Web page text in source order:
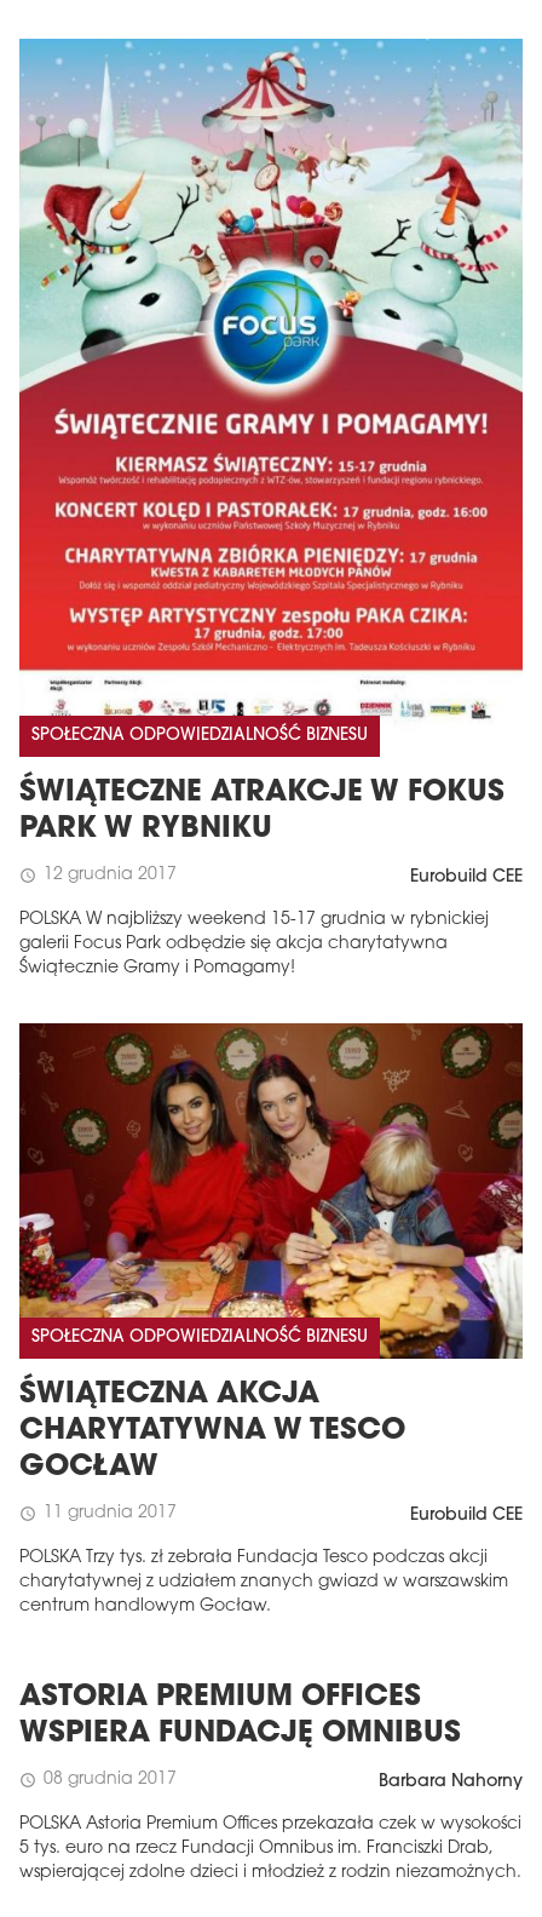
SPOŁECZNA ODPOWIEDZIALNOŚĆ BIZNESU
ŚWIĄTECZNE ATRAKCJE W FOKUS
PARK W RYBNIKU
schedule 12 grudnia 2017 Eurobuild CEE
POLSKA W najbliższy weekend 15-17 grudnia w rybnickiej
galerii Focus Park odbędzie się akcja charytatywna
Świątecznie Gramy i Pomagamy!
SPOŁECZNA ODPOWIEDZIALNOŚĆ BIZNESU
ŚWIĄTECZNA AKCJA
CHARYTATYWNA W TESCO
GOCŁAW
schedule 11 grudnia 2017 Eurobuild CEE
POLSKA Trzy tys. zł zebrała Fundacja Tesco podczas akcji
charytatywnej z udziałem znanych gwiazd w warszawskim
centrum handlowym Gocław.
ASTORIA PREMIUM OFFICES
WSPIERA FUNDACJĘ OMNIBUS
schedule 08 grudnia 2017 Barbara Nahorny
POLSKA Astoria Premium Offices przekazała czek w wysokości
5 tys. euro na rzecz Fundacji Omnibus im. Franciszki Drab,
wspierającej zdolne dzieci i młodzież z rodzin niezamożnych.